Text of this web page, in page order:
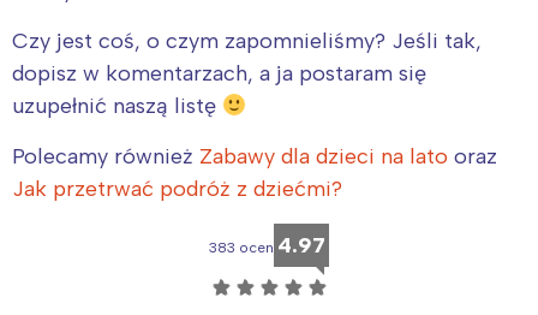
Czy jest coś, o czym zapomnieliśmy? Jeśli tak,
dopisz w komentarzach, a ja postaram się
uzupełnić naszą listę
Polecamy również Zabawy dla dzieci na lato oraz
Jak przetrwać podróż z dziećmi?
383 ocen 4.97
☆ ☆ ☆ ☆ ☆
Warszawa
Łódź
Trójmiasto
Poznań
Wrocław
Śląsk
Kraków
Północ
Wszystkie
Wybieram